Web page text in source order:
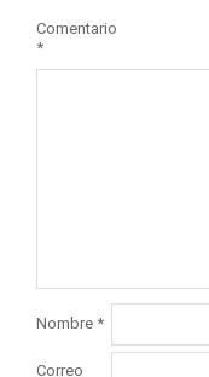
Comentario
*
Nombre *
Correo